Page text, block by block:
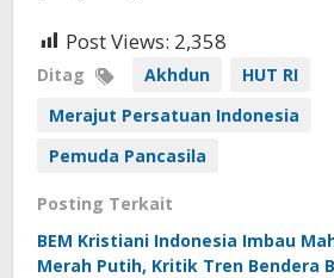
Post Views: 2,358
Ditag Akhdun
HUT RI
Merajut Persatuan Indonesia
Pemuda Pancasila
Posting Terkait
BEM Kristiani Indonesia Imbau
Merah Putih, Kritik Tren Bendera